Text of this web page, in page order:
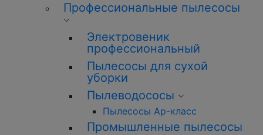
Профессиональные пылесосы
Электровеник
профессиональный
Пылесосы для сухой
уборки
Пылеводососы
Пылесосы Ар-класс
Промышленные пылесосы